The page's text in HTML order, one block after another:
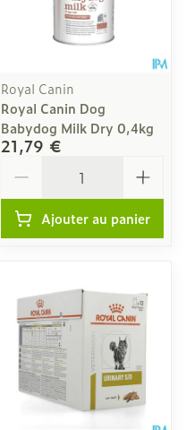
Royal Canin
Royal Canin Dog
Babydog Milk Dry 0,4kg
21,79 €
Ajouter au panier